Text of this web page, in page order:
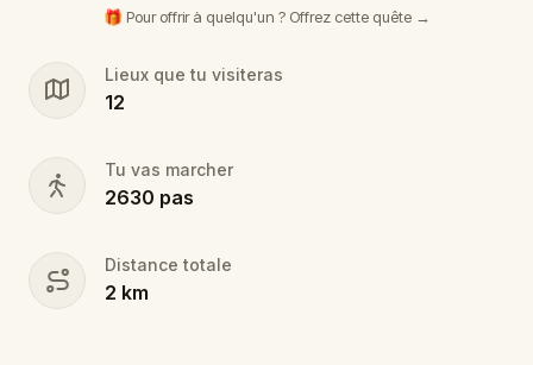
🎁 Pour offrir à quelqu'un ? Offrez cette quête →
Lieux que tu visiteras
12
Tu vas marcher
2630 pas
Distance totale
2 km